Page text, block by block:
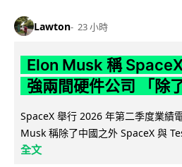
Lawton 23 小時
Elon Musk 稱
強兩間硬件公司 「除
SpaceX 舉行 2026 年第二季度業績
Musk 稱除了中國之外 SpaceX 與
全文